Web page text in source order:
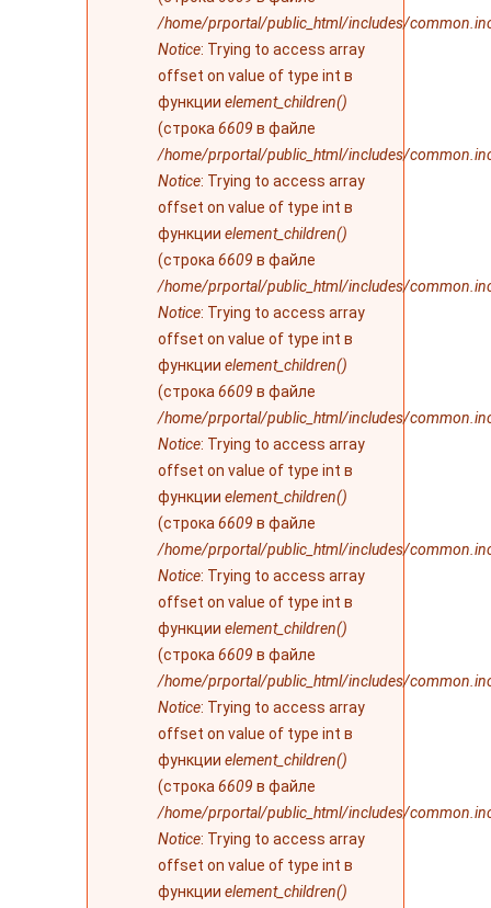
/home/prportal/public_html/includes/
Notice: Trying to access array
offset on value of type int в
функции element_children()
(строка 6609 в файле
/home/prportal/public_html/includes/
Notice: Trying to access array
offset on value of type int в
функции element_children()
(строка 6609 в файле
/home/prportal/public_html/includes/
Notice: Trying to access array
offset on value of type int в
функции element_children()
(строка 6609 в файле
/home/prportal/public_html/includes/
Notice: Trying to access array
offset on value of type int в
функции element_children()
(строка 6609 в файле
/home/prportal/public_html/includes/
Notice: Trying to access array
offset on value of type int в
функции element_children()
(строка 6609 в файле
/home/prportal/public_html/includes/
Notice: Trying to access array
offset on value of type int в
функции element_children()
(строка 6609 в файле
/home/prportal/public_html/includes/
Notice: Trying to access array
offset on value of type int в
функции element_children()